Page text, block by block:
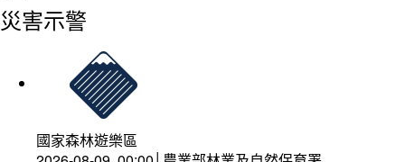
災害示警
國家森林遊樂區